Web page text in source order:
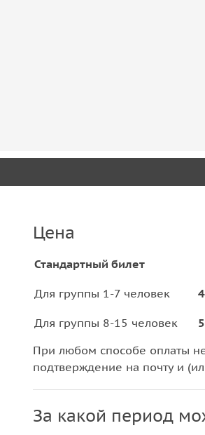
Цена
Стандартный билет
Для группы 1-7 человек
Для группы 8-15 человек
При любом способе оплаты
подтверждение на почту и
За какой период